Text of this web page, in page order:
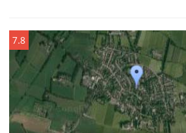
7.8